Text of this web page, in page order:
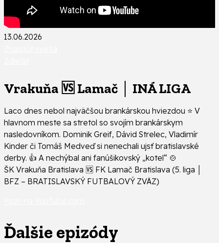
13.06.2026
Vrakuňa 🆚 Lamač │ INÁ LIGA
Laco dnes nebol najväčšou brankárskou hviezdou ⭐ V
hlavnom meste sa stretol so svojím brankárskym
nasledovníkom. Dominik Greif, Dávid Strelec, Vladimír
Kinder či Tomáš Medveď si nenechali ujsť bratislavské
derby. 👍 A nechýbal ani fanúšikovský „kotel“ 🍲
ŠK Vrakuňa Bratislava 🆚 FK Lamač Bratislava (5. liga │
BFZ – BRATISLAVSKÝ FUTBALOVÝ ZVÄZ)
Ďalšie epizódy